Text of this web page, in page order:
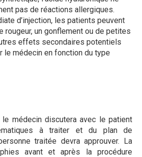
pas de réactions allergiques.
d’injection, les patients peuvent
rougeur, un gonflement ou de petites
effets secondaires potentiels
le médecin en fonction du type
le médecin discutera avec le patient
à traiter et du plan de
traitée devra approuver. La
avant et après la procédure